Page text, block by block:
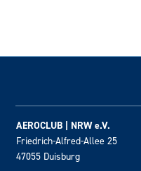
AEROCLUB | NRW e.V.
Friedrich-Alfred-Allee 25
47055 Duisburg